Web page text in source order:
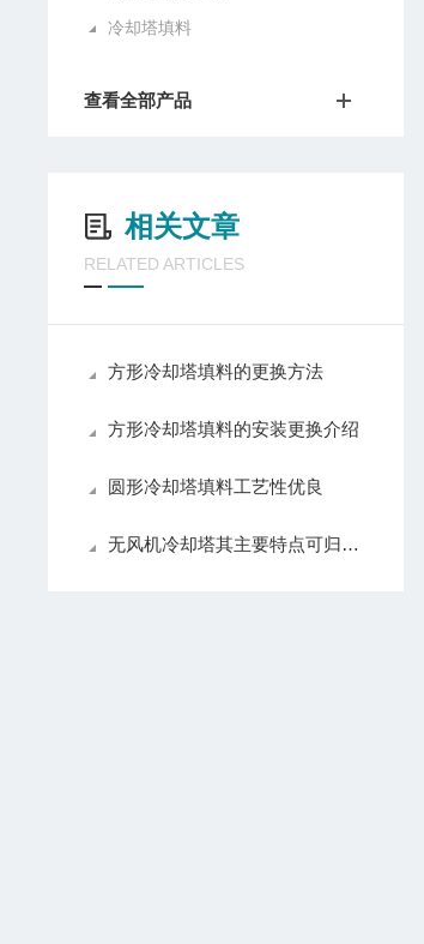
冷却塔填料
查看全部产品
相关文章
RELATED ARTICLES
方形冷却塔填料的更换方法
方形冷却塔填料的安装更换介绍
圆形冷却塔填料工艺性优良
无风机冷却塔其主要特点可归纳如下